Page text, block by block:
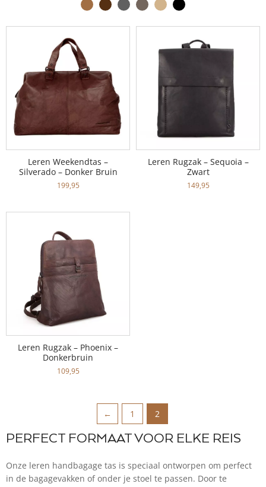
Leren Weekendtas –
Silverado – Donker Bruin
199,95
Leren Rugzak – Sequoia –
Zwart
149,95
Leren Rugzak – Phoenix –
Donkerbruin
109,95
← 1 2
PERFECT FORMAAT VOOR ELKE REIS
Onze leren handbagage tas is speciaal ontworpen om perfect
in de bagagevakken of onder je stoel te passen. Door te